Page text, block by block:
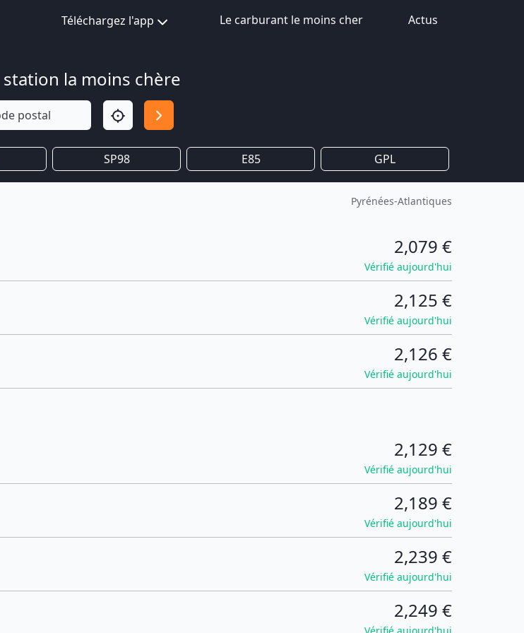
Téléchargez l'app Le carburant le moins cher Actus
station la moins chère
SP98 E85 GPL
Pyrénées-Atlantiques
2,079 €
Vérifié aujourd'hui
2,125 €
Vérifié aujourd'hui
2,126 €
Vérifié aujourd'hui
2,129 €
Vérifié aujourd'hui
2,189 €
Vérifié aujourd'hui
2,239 €
Vérifié aujourd'hui
2,249 €